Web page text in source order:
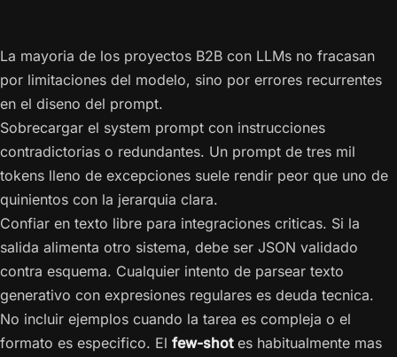
La mayoria de los proyectos B2B con LLMs no fracasan
por limitaciones del modelo, sino por errores recurrentes
en el diseno del prompt.
Sobrecargar el system prompt con instrucciones
contradictorias o redundantes. Un prompt de tres mil
tokens lleno de excepciones suele rendir peor que uno de
quinientos con la jerarquia clara.
Confiar en texto libre para integraciones criticas. Si la
salida alimenta otro sistema, debe ser JSON validado
contra esquema. Cualquier intento de parsear texto
generativo con expresiones regulares es deuda tecnica.
No incluir ejemplos cuando la tarea es compleja o el
formato es especifico. El few-shotes habitualmente mas